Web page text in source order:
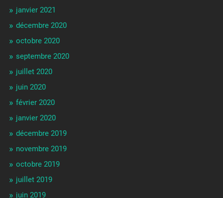
janvier 2021
décembre 2020
octobre 2020
septembre 2020
juillet 2020
juin 2020
février 2020
janvier 2020
décembre 2019
novembre 2019
octobre 2019
juillet 2019
juin 2019